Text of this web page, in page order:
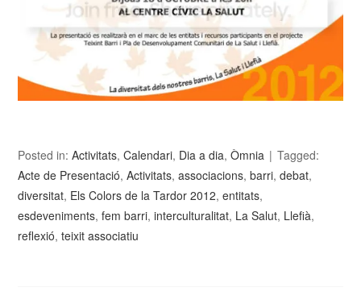
Posted in:Activitats,Calendari, Dia a dia,Òmnia
Tagged:
Acte de Presentació,Activitats,associacions,barri,debat,
diversitat, Els Colors de la Tardor 2012,entitats,
esdeveniments,fem barri,interculturalitat, La Salut, Llefià,
reflexió,teixit associatiu